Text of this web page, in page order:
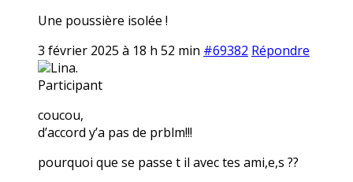
Une poussière isolée !
3 février 2025 à 18 h 52 min #69382 Répondre
Lina.
Participant
coucou,
d’accord y’a pas de prblm!!!
pourquoi que se passe t il avec tes ami,e,s ??